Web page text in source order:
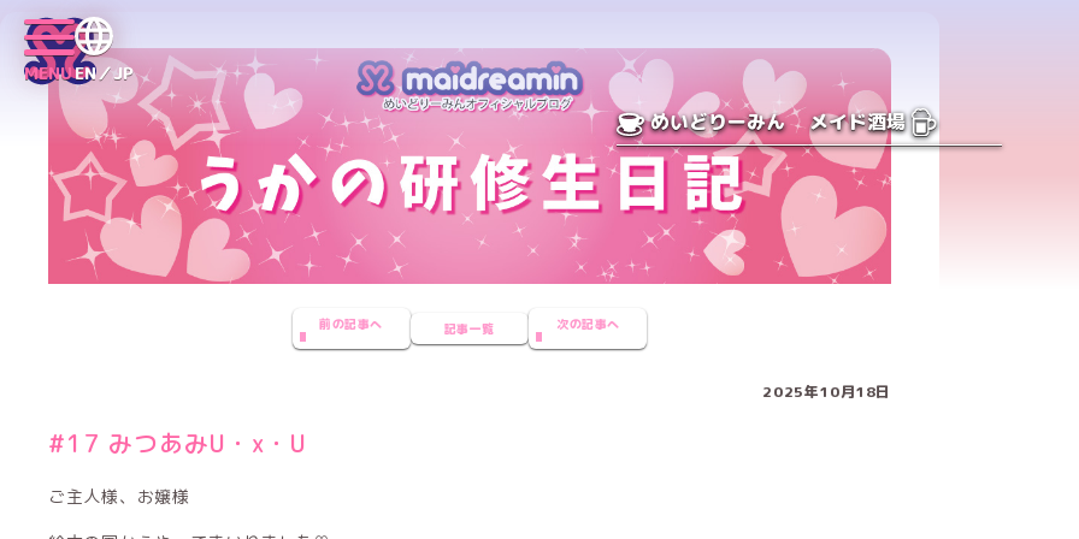
MENUEN／JP
めいどりーみん メイド酒場
前の記事へ 記事一覧 次の記事へ
2025年10月18日
#17 みつあみU・x・U
ご主人様、お嬢様